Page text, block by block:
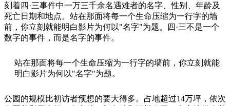
刻着四·三事件中一万三千余名遇难者的名字、性别、年龄及
死亡日期和地点。站在那面将每一个生命压缩为一行字的墙
前，你立刻就能明白影片为何以"名字"为题。四·三不是一个
数字的事件，而是名字的事件。
站在那面将每一个生命压缩为一行字的墙前，你立刻就能
明白影片为何以"名字"为题。
公园的规模比初访者预想的要大得多。占地超过14万坪，依次